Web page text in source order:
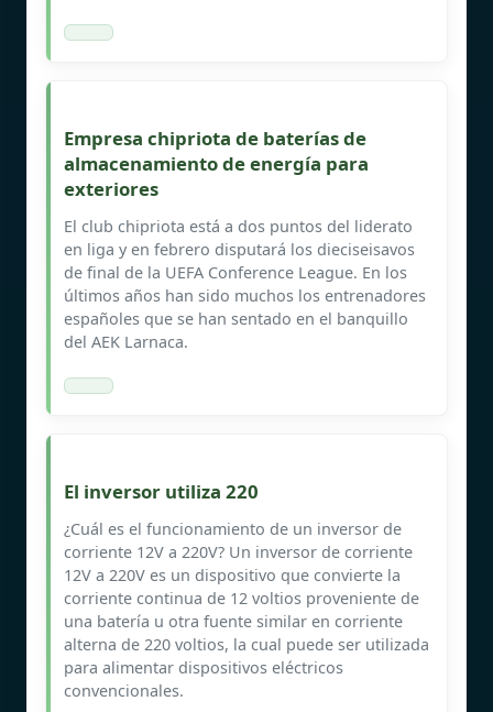
Empresa chipriota de baterías de
almacenamiento de energía para
exteriores
El club chipriota está a dos puntos del liderato
en liga y en febrero disputará los dieciseisavos
de final de la UEFA Conference League. En los
últimos años han sido muchos los entrenadores
españoles que se han sentado en el banquillo
del AEK Larnaca.
El inversor utiliza 220
¿Cuál es el funcionamiento de un inversor de
corriente 12V a 220V? Un inversor de corriente
12V a 220V es un dispositivo que convierte la
corriente continua de 12 voltios proveniente de
una batería u otra fuente similar en corriente
alterna de 220 voltios, la cual puede ser utilizada
para alimentar dispositivos eléctricos
convencionales.